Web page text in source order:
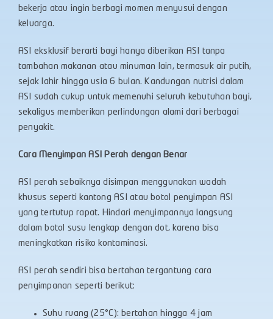
bekerja atau ingin berbagi momen menyusui dengan
keluarga.
ASI eksklusif berarti bayi hanya diberikan ASI tanpa
tambahan makanan atau minuman lain, termasuk air putih,
sejak lahir hingga usia 6 bulan. Kandungan nutrisi dalam
ASI sudah cukup untuk memenuhi seluruh kebutuhan bayi,
sekaligus memberikan perlindungan alami dari berbagai
penyakit.
Cara Menyimpan ASI Perah dengan Benar
ASI perah sebaiknya disimpan menggunakan wadah
khusus seperti kantong ASI atau botol penyimpan ASI
yang tertutup rapat. Hindari menyimpannya langsung
dalam botol susu lengkap dengan dot, karena bisa
meningkatkan risiko kontaminasi.
ASI perah sendiri bisa bertahan tergantung cara
penyimpanan seperti berikut:
Suhu ruang (25°C): bertahan hingga 4 jam